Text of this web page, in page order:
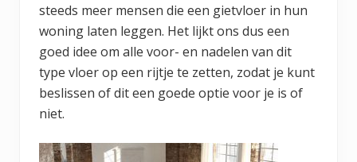
steeds meer mensen die een gietvloer in hun
woning laten leggen. Het lijkt ons dus een
goed idee om alle voor- en nadelen van dit
type vloer op een rijtje te zetten, zodat je kunt
beslissen of dit een goede optie voor je is of
niet.